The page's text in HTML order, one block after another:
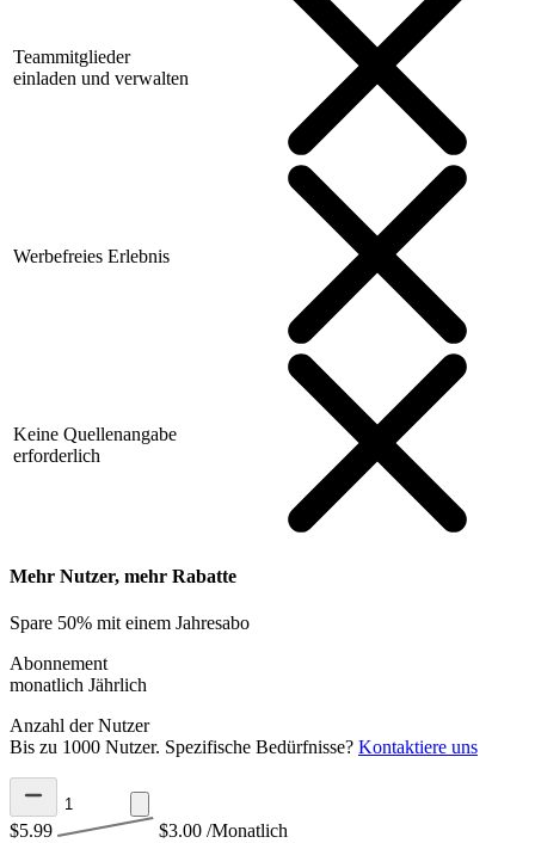
Teammitglieder
einladen und verwalten
Werbefreies Erlebnis
Keine Quellenangabe
erforderlich
Mehr Nutzer, mehr Rabatte
Spare 50% mit einem Jahresabo
Abonnement
monatlich Jährlich
Anzahl der Nutzer
Bis zu 1000 Nutzer. Spezifische Bedürfnisse? Kontaktiere uns
$5.99 $3.00 /Monatlich